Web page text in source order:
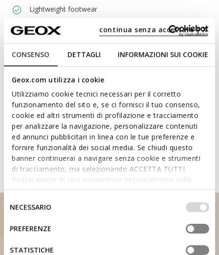
CONSENSO DETTAGLI INFORMAZIONI SUI COOKIE
Geox.com utilizza i cookie
Utilizziamo cookie tecnici necessari per il corretto
funzionamento del sito e, se ci fornisci il tuo consenso,
cookie ed altri strumenti di profilazione e tracciamento
per analizzare la navigazione, personalizzare contenuti
ed annunci pubblicitari in linea con le tue preferenze e
fornire funzionalità dei social media. Se chiudi questo
banner continuerai a navigare senza cookie e strumenti
di tracciamento, ma selezionando ACCETTA TUTTI
godrai invece di una navigazione personalizzata sulla
base dei tuoi gusti ed interessi. Selezionando
IMPOSTAZIONI potrai anche scegliere quali cookies ed
altri strumenti di tracciamento autorizzare. Per maggiori
informazioni o per modificare in qualsiasi momento le
tue impostazioni, visita la nostra
del
consenso
NECESSARIO
PREFERENZE
STATISTICHE
continua senza accettare | X
Lightweight footwear
Elasticated laces to adjust the fit; Removable insole
Materials
Technologies
Learn about the attributes of
shoes featuring the Fast In
System